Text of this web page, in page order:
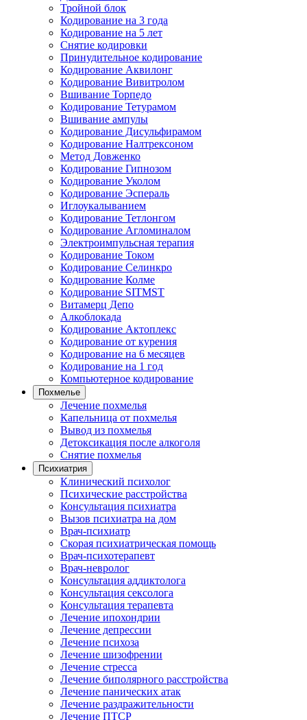
Тройной блок
Кодирование на 3 года
Кодирование на 5 лет
Снятие кодировки
Принудительное кодирование
Кодирование Аквилонг
Кодирование Вивитролом
Вшивание Торпедо
Кодирование Тетурамом
Вшивание ампулы
Кодирование Дисульфирамом
Кодирование Налтрексоном
Метод Довженко
Кодирование Гипнозом
Кодирование Уколом
Кодирование Эспераль
Иглоукалыванием
Кодирование Тетлонгом
Кодирование Агломиналом
Электроимпульсная терапия
Кодирование Током
Кодирование Селинкро
Кодирование Колме
Кодирование SITMST
Витамерц Депо
Алкоблокада
Кодирование Актоплекс
Кодирование от курения
Кодирование на 6 месяцев
Кодирование на 1 год
Компьютерное кодирование
Похмелье
Лечение похмелья
Капельница от похмелья
Вывод из похмелья
Детоксикация после алкоголя
Снятие похмелья
Психиатрия
Клинический психолог
Психические расстройства
Консультация психиатра
Вызов психиатра на дом
Врач-психиатр
Скорая психиатрическая помощь
Врач-психотерапевт
Врач-невролог
Консультация аддиктолога
Консультация сексолога
Консультация терапевта
Лечение ипохондрии
Лечение депрессии
Лечение психоза
Лечение шизофрении
Лечение стресса
Лечение биполярного расстройства
Лечение панических атак
Лечение раздражительности
Лечение ПТСР